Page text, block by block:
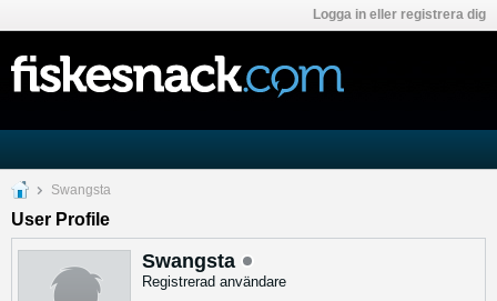
Logga in eller registrera dig
Swangsta
User Profile
Swangsta
Registrerad användare